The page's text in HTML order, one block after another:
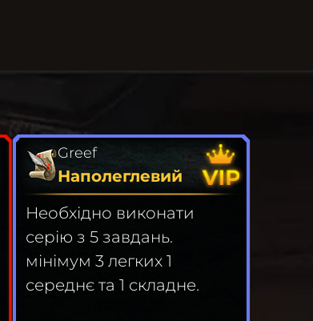
Greef
Наполеглевий
Необхідно виконати
серію з 5 завдань.
мінімум 3 легких 1
середнє та 1 складне.